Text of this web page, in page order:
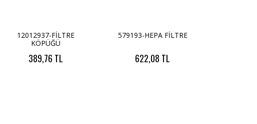
12012937-FİLTRE
KÖPÜĞÜ
389,76 TL
579193-HEPA FİLTRE
622,08 TL